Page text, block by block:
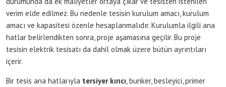
verim elde edilmez. Bu nedenle tesisin kurulum amacı, kurulum
amacı ve kapasitesi özenle hesaplanmalıdır. Kurulumla ilgili ana
hatlar belirlendikten sonra, proje aşamasına geçilir. Bu proje
tesisin elektrik tesisatı da dahil olmak üzere bütün ayrıntıları
içerir.
Bir tesis ana hatlarıyla tersiyer kırıcı , bunker, besleyici, primer